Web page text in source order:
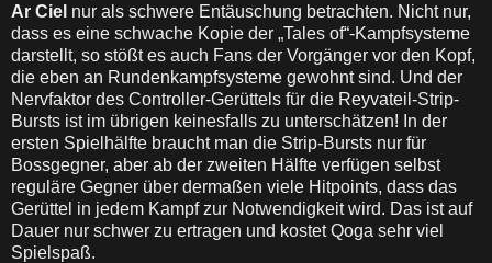
Ar Ciel nur als schwere Entäuschung betrachten. Nicht nur,
dass es eine schwache Kopie der „Tales of“-Kampfsysteme
darstellt, so stößt es auch Fans der Vorgänger vor den Kopf,
die eben an Rundenkampfsysteme gewohnt sind. Und der
Nervfaktor des Controller-Gerüttels für die Reyvateil-Strip-
Bursts ist im übrigen keinesfalls zu unterschätzen! In der
ersten Spielhälfte braucht man die Strip-Bursts nur für
Bossgegner, aber ab der zweiten Hälfte verfügen selbst
reguläre Gegner über dermaßen viele Hitpoints, dass das
Gerüttel in jedem Kampf zur Notwendigkeit wird. Das ist auf
Dauer nur schwer zu ertragen und kostet Qoga sehr viel
Spielspaß.